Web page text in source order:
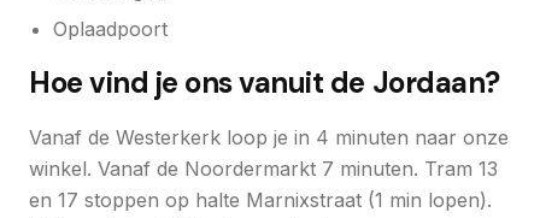
Oplaadpoort
Hoe vind je ons vanuit de Jordaan?
Vanaf de Westerkerk loop je in 4 minuten naar onze
winkel. Vanaf de Noordermarkt 7 minuten. Tram 13
en 17 stoppen op halte Marnixstraat (1 min lopen).